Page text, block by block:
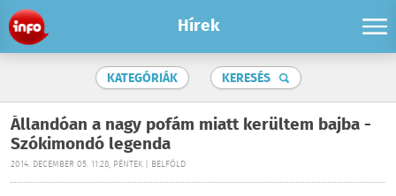
Hírek
KATEGÓRIÁK KERESÉS
Állandóan a nagy pofám miatt kerültem bajba -
Szókimondó legenda
2014. DECEMBER 05. 11:28, PÉNTEK | BELFÖLD